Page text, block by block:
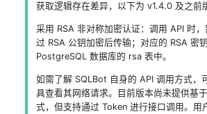
配置
配置
获取逻辑存在差异，以下为 v1.4.0 及之前
采用 RSA 非对称加密认证：调用 API 时
过 RSA 公钥加密后传输；对应的 RSA 密
PostgreSQL 数据库的 rsa 表中。
如需了解 SQLBot 自身的 API 调用方式，
具查看其网络请求。目前版本尚未提供基
式，但支持通过 Token 进行接口调用。用